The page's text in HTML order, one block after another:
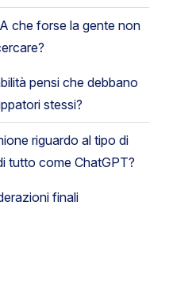
che forse la gente non
pensi che debbano
stessi?
riguardo al tipo di
tutto come ChatGPT?
finali